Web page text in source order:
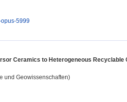
5999
Ceramics to Heterogeneous Recyclable
und Geowissenschaften)